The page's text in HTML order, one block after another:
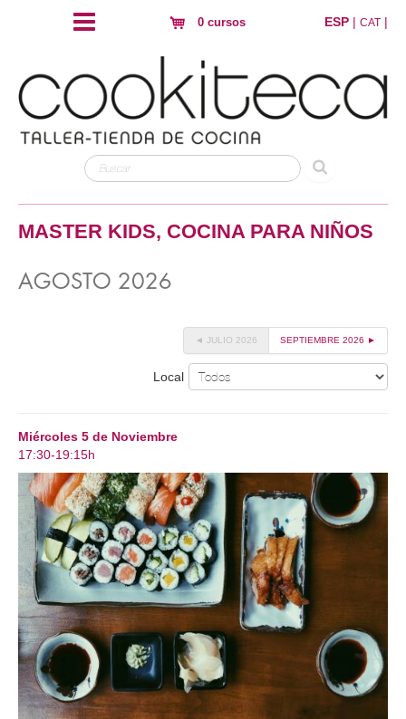
0 cursos ESP | CAT |
MASTER KIDS, COCINA PARA NIÑOS
AGOSTO 2026
◄ JULIO 2026 SEPTIEMBRE 2026 ►
Local
Miércoles 5 de Noviembre
17:30-19:15h